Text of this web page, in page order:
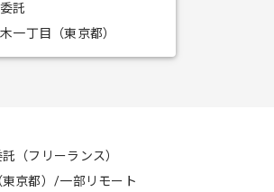
託
一丁目（東京都）
（フリーランス）
東京都）/一部リモート